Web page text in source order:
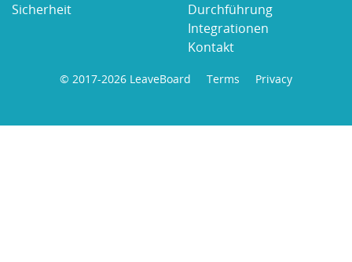
Sicherheit
Durchführung
Integrationen
Kontakt
© 2017-2026 LeaveBoard Terms Privacy